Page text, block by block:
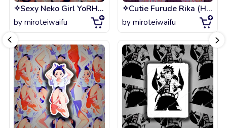
✧Sexy Neko Girl YoRHa 2B - Nier Automata AnimeGame✧
by miroteiwaifu
✧Cutie Furude Rika (Higurashi When They Cry)✧
by miroteiwaifu